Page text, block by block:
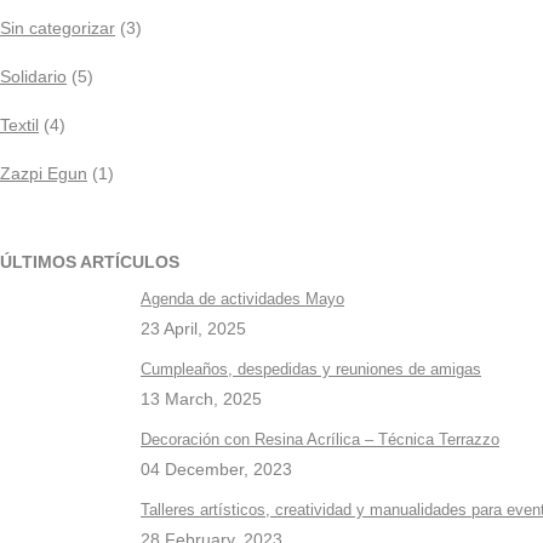
Sin categorizar (3)
Solidario (5)
Textil (4)
Zazpi Egun (1)
ÚLTIMOS ARTÍCULOS
Agenda de actividades Mayo
23 April, 2025
Cumpleaños, despedidas y reuniones de amigas
13 March, 2025
Decoración con Resina Acrílica – Técnica Terrazzo
04 December, 2023
Talleres artísticos, creatividad y manualidades para